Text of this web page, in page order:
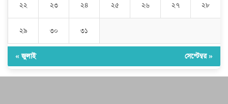
২২ ২৩ ২৪ ২৫ ২৬ ২৭ ২৮
২৯ ৩০ ৩১
« জুলাই সেপ্টেম্বর »